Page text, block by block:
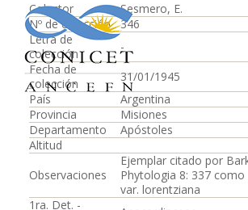
Colector
Sesmero, E.
Nº de colección
346
Letra de
colección
-
Fecha de
colección
31/01/1945
País
Argentina
Provincia
Misiones
Departamento
Apóstoles
Altitud
Observaciones
Ejemplar citado por
Phytologia 8: 337
var. lorentziana
1ra. Det. -